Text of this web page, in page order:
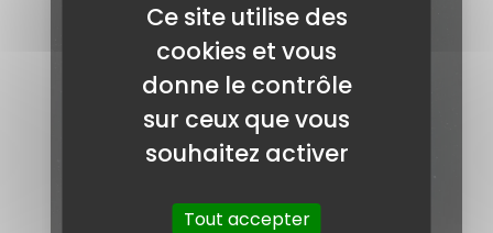
Ce site utilise des
cookies et vous
donne le contrôle
sur ceux que vous
souhaitez activer
Tout accepter